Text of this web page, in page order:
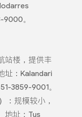
。
站楼，提供丰
址：Kalandari
3859-9001。
：规模较小，
地址：Tus